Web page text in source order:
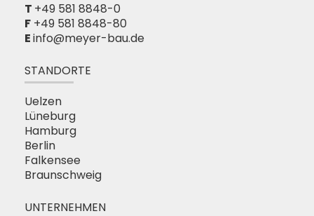
+49 581 8848-0
F +49 581 8848-80
info@meyer-bau.de
STANDORTE
Uelzen
Lüneburg
Hamburg
Berlin
Falkensee
Braunschweig
UNTERNEHMEN